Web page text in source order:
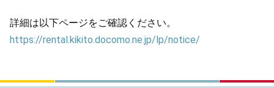
詳細は以下ページをご確認ください。
https://rental.kikito.docomo.ne.jp/lp/notice/